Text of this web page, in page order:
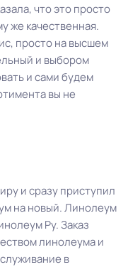
что это просто
же качественная.
просто на высшем
и выбором
и сами будем
вы не
и сразу приступил
на новый. Линолеум
Ру. Заказ
линолеума и
в